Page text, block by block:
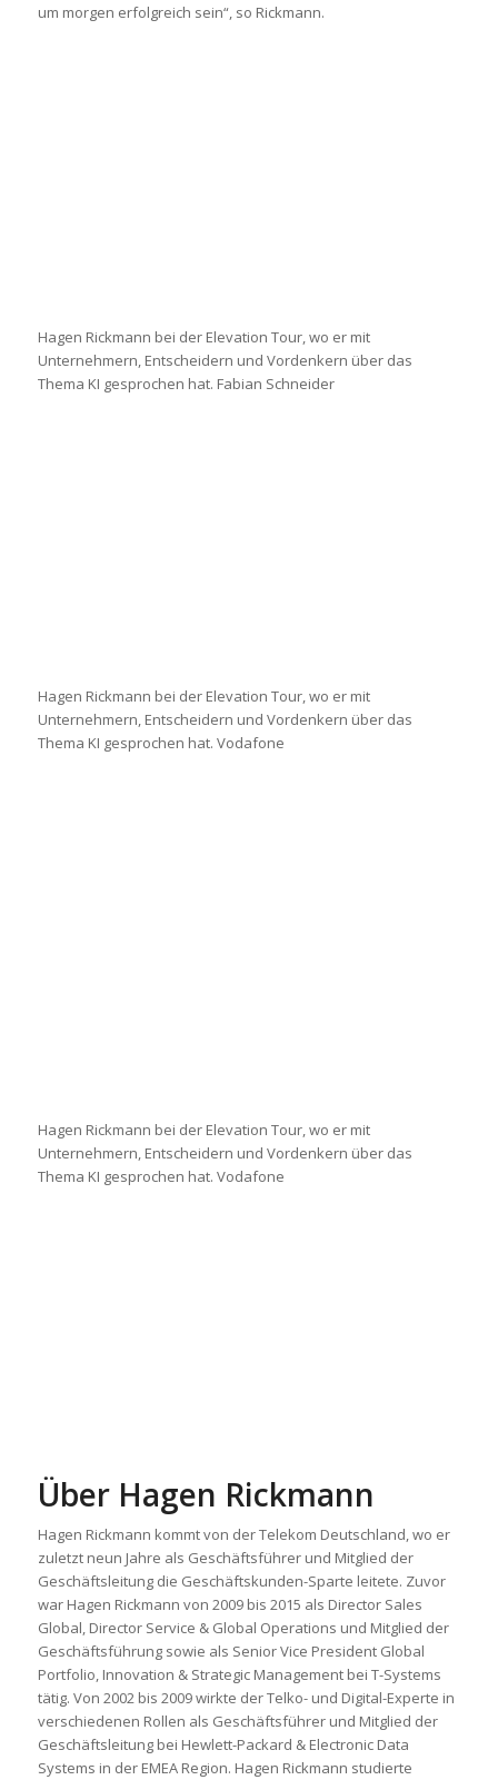
um morgen erfolgreich sein“, so Rickmann.
Hagen Rickmann bei der Elevation Tour, wo er mit
Unternehmern, Entscheidern und Vordenkern über das
Thema KI gesprochen hat. Fabian Schneider
Hagen Rickmann bei der Elevation Tour, wo er mit
Unternehmern, Entscheidern und Vordenkern über das
Thema KI gesprochen hat. Vodafone
Hagen Rickmann bei der Elevation Tour, wo er mit
Unternehmern, Entscheidern und Vordenkern über das
Thema KI gesprochen hat. Vodafone
Über Hagen Rickmann
Hagen Rickmann kommt von der Telekom Deutschland, wo er
zuletzt neun Jahre als Geschäftsführer und Mitglied der
Geschäftsleitung die Geschäftskunden-Sparte leitete. Zuvor
war Hagen Rickmann von 2009 bis 2015 als Director Sales
Global, Director Service & Global Operations und Mitglied der
Geschäftsführung sowie als Senior Vice President Global
Portfolio, Innovation & Strategic Management bei T-Systems
tätig. Von 2002 bis 2009 wirkte der Telko- und Digital-Experte in
verschiedenen Rollen als Geschäftsführer und Mitglied der
Geschäftsleitung bei Hewlett-Packard & Electronic Data
Systems in der EMEA Region. Hagen Rickmann studierte